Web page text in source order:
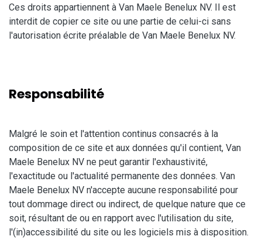
Ces droits appartiennent à Van Maele Benelux NV. Il est
interdit de copier ce site ou une partie de celui-ci sans
l'autorisation écrite préalable de Van Maele Benelux NV.
Responsabilité
Malgré le soin et l'attention continus consacrés à la
composition de ce site et aux données qu'il contient, Van
Maele Benelux NV ne peut garantir l'exhaustivité,
l'exactitude ou l'actualité permanente des données. Van
Maele Benelux NV n'accepte aucune responsabilité pour
tout dommage direct ou indirect, de quelque nature que ce
soit, résultant de ou en rapport avec l'utilisation du site,
l'(in)accessibilité du site ou les logiciels mis à disposition.